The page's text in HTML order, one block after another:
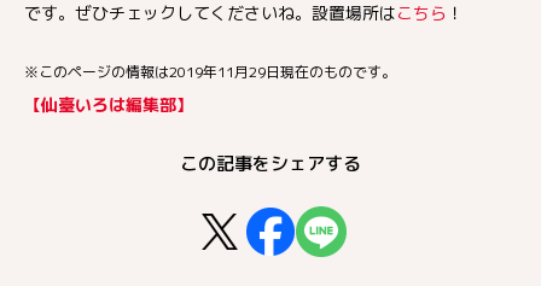
です。ぜひチェックしてくださいね。設置場所はこちら ！
※このページの情報は2019年11月29日現在のものです。
【仙臺いろは編集部】
この記事をシェアする